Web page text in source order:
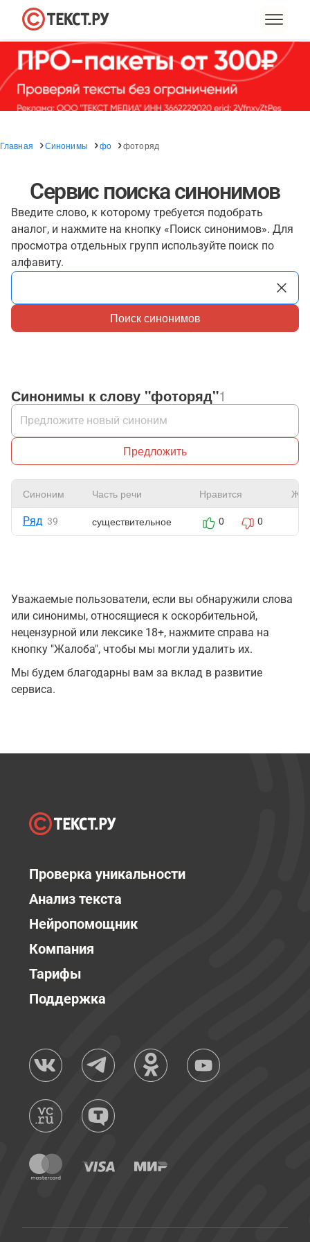
Главная Синонимы фо фоторяд
Сервис поиска синонимов
Введите слово, к которому требуется подобрать
аналог, и нажмите на кнопку «Поиск синонимов». Для
просмотра отдельных групп используйте поиск по
алфавиту.
Поиск синонимов
Синонимы к слову "фоторяд"1
Предложить
Синоним Часть речи Нравится
Ряд 39 существительное 0 0
Уважаемые пользователи, если вы обнаружили слова
или синонимы, относящиеся к оскорбительной,
нецензурной или лексике 18+, нажмите справа на
кнопку "Жалоба", чтобы мы могли удалить их.
Мы будем благодарны вам за вклад в развитие
сервиса.
Проверка уникальности
Анализ текста
Нейропомощник
Компания
Тарифы
Поддержка